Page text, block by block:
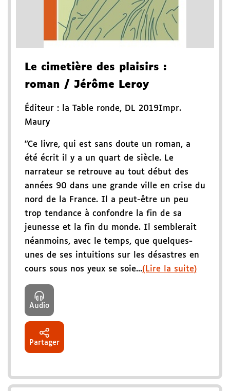
Le cimetière des plaisirs :
roman / Jérôme Leroy
Éditeur : la Table ronde, DL 2019Impr.
Maury
"Ce livre, qui est sans doute un roman, a
été écrit il y a un quart de siècle. Le
narrateur se retrouve au tout début des
années 90 dans une grande ville en crise du
nord de la France. Il a peut-être un peu
trop tendance à confondre la fin de sa
jeunesse et la fin du monde. Il semblerait
néanmoins, avec le temps, que quelques-
unes de ses intuitions sur les désastres en
cours sous nos yeux se soie...(Lire la suite)
Audio
Partager